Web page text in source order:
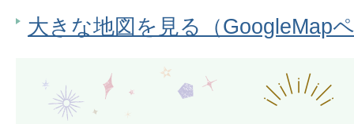
大きな地図を見る（GoogleMap